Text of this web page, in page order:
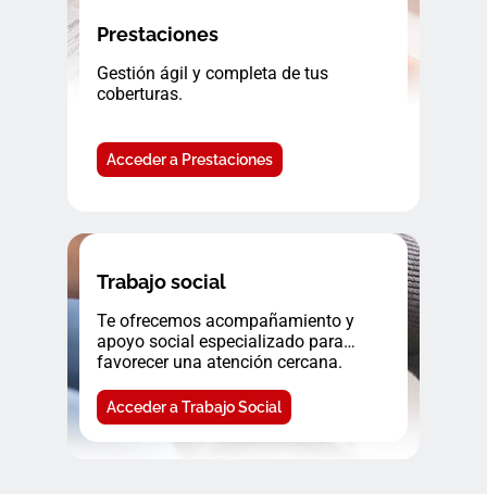
Prestaciones
Gestión ágil y completa de tus
coberturas.
Acceder a Prestaciones
Trabajo social
Te ofrecemos acompañamiento y
apoyo social especializado para
favorecer una atención cercana.
Acceder a Trabajo Social